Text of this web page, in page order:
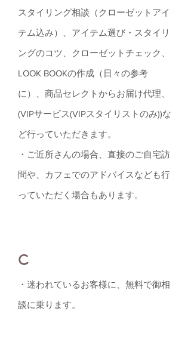
スタイリング相談（クローゼットアイ
テム込み）、アイテム選び・スタイリ
ングのコツ、クローゼットチェック、
LOOK BOOKの作成（日々の参考
に）、商品セレクトからお届け代理、
(VIPサービス(VIPスタイリストのみ))な
ど行っていただきます。
・ご近所さんの場合、直接のご自宅訪
問や、カフェでのアドバイスなども行
っていただく場合もあります。
C
・迷われているお客様に、無料で御相
談に乗ります。